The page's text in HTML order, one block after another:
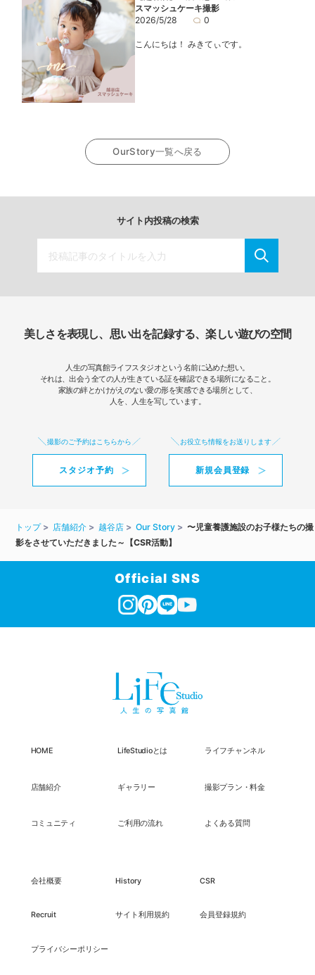
スマッシュケーキ撮影
2026/5/28
0
こんにちは！ みきてぃです。
OurStory一覧へ戻る
サイト内投稿の検索
美しさを表現し、思い出を記録する、楽しい遊びの空間
人生の写真館ライフスタジオという名前に込めた想い。
それは、出会う全ての人が生きている証を確認できる場所になること。
家族の絆とかけがえのない愛の形を実感できる場所として、
人を、人生を写しています。
撮影のご予約はこちらから
スタジオ予約
お役立ち情報をお送りします
新規会員登録
トップ 店舗紹介 越谷店 Our Story
〜児童養護施設のお子様たちの撮
影をさせていただきました～【CSR活動】
Official SNS
HOME LifeStudioとは ライフチャンネル
店舗紹介 ギャラリー 撮影プラン・料金
コミュニティ ご利用の流れ よくある質問
会社概要 History CSR
Recruit サイト利用規約 会員登録規約
プライバシーポリシー